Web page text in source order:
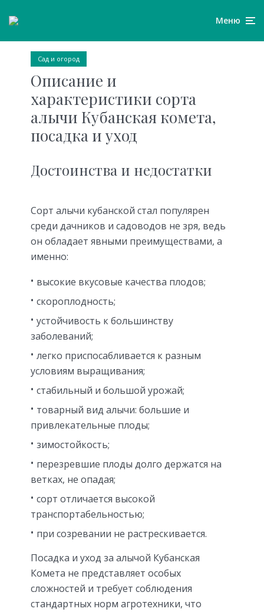
Меню
Сад и огород
Описание и
характеристики сорта
алычи Кубанская комета,
посадка и уход
Достоинства и недостатки
Сорт алычи кубанской стал популярен
среди дачников и садоводов не зря, ведь
он обладает явными преимуществами, а
именно:
высокие вкусовые качества плодов;
скороплодность;
устойчивость к большинству
заболеваний;
легко приспосабливается к разным
условиям выращивания;
стабильный и большой урожай;
товарный вид алычи: большие и
привлекательные плоды;
зимостойкость;
перезревшие плоды долго держатся на
ветках, не опадая;
сорт отличается высокой
транспортабельностью;
при созревании не растрескивается.
Посадка и уход за алычой Кубанская
Комета не представляет особых
сложностей и требует соблюдения
стандартных норм агротехники, что